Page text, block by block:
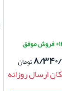
۰۰۰تومان
ارسال روزانه